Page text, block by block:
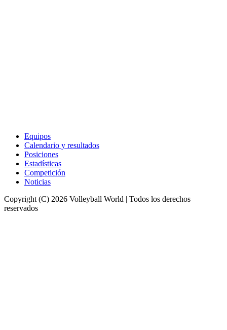
Equipos
Calendario y resultados
Posiciones
Estadísticas
Competición
Noticias
Copyright (C) 2026 Volleyball World | Todos los derechos
reservados